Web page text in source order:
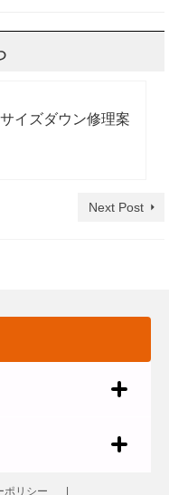
イズダウン修理案
Next Post
ポリシー